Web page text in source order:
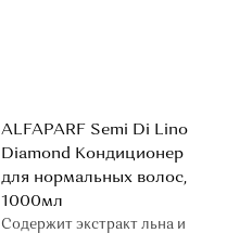
ALFAPARF Semi Di Lino
Diamond Кондиционер
для нормальных волос,
1000мл
Содержит экстракт льна и